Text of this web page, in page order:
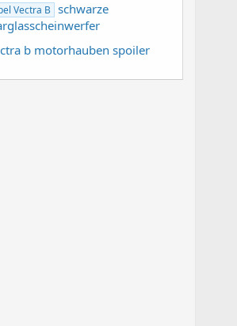
Vectra B schwarze
b motorhauben spoiler